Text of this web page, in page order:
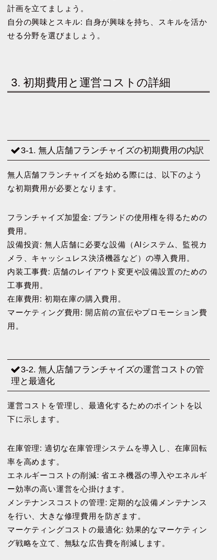
計画を立てましょう。
自分の興味とスキル: 自身が興味を持ち、スキルを活か
せる分野を選びましょう。
3. 初期費用と運営コストの詳細
3-1. 無人店舗フランチャイズの初期費用の内訳
無人店舗フランチャイズを始める際には、以下のよう
な初期費用が必要となります。
フランチャイズ加盟金: ブランドの使用権を得るための
費用。
設備投資: 無人店舗に必要な設備（AIシステム、監視カ
メラ、キャッシュレス決済機器など）の導入費用。
内装工事費: 店舗のレイアウト変更や設備設置のための
工事費用。
在庫費用: 初期在庫の購入費用。
マーケティング費用: 開店前の宣伝やプロモーション費
用。
3-2. 無人店舗フランチャイズの運営コストの管
理と最適化
運営コストを管理し、最適化するためのポイントを以
下に示します。
在庫管理: 適切な在庫管理システムを導入し、在庫回転
率を高めます。
エネルギーコストの削減: 省エネ機器の導入やエネルギ
ー効率の高い運営を心掛けます。
メンテナンスコストの管理: 定期的な設備メンテナンス
を行い、大きな修理費用を防ぎます。
マーケティングコストの最適化: 効果的なマーケティン
グ戦略を立て、無駄な広告費を削減します。